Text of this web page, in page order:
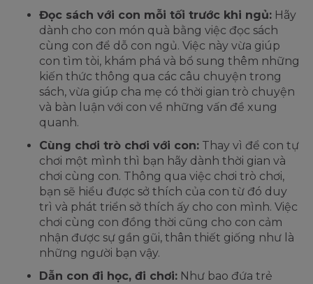
Đọc sách với con mỗi tối trước khi ngủ: Hãy
dành cho con món quà bằng việc đọc sách
cùng con để dỗ con ngủ. Việc này vừa giúp
con tìm tòi, khám phá và bổ sung thêm những
kiến thức thông qua các câu chuyện trong
sách, vừa giúp cha mẹ có thời gian trò chuyện
và bàn luận với con về những vấn đề xung
quanh.
Cùng chơi trò chơi với con: Thay vì để con tự
chơi một mình thì bạn hãy dành thời gian và
chơi cùng con. Thông qua việc chơi trò chơi,
bạn sẽ hiểu được sở thích của con từ đó duy
trì và phát triển sở thích ấy cho con mình. Việc
chơi cùng con đồng thời cũng cho con cảm
nhận được sự gần gũi, thân thiết giống như là
những người bạn vậy.
Dẫn con đi học, đi chơi: Như bao đứa trẻ